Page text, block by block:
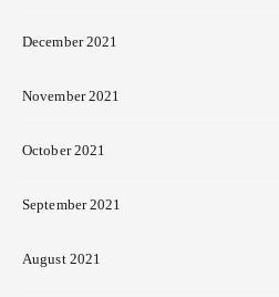
December 2021
November 2021
October 2021
September 2021
August 2021